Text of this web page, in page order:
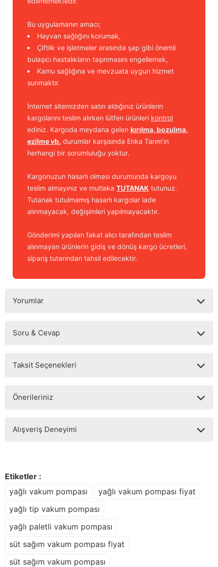
Bu uygulamanın amacı;
Hayvan sağlığını korumak,
Çiftlik ve işletmeler arasında şap gibi önemli
bulaşıcı hastalıkların taşınmasını engellemek,
Kamu sağlığına ve mevzuata uygun hizmet
sunmaktır.
İnternet sitemizden satın aldığınız ürünlerin
kargolarını teslim alırken lütfen ürünleri kontrol
ediniz. Kargoda meydana gelen kırılma, bozulma,
ezilme vb. durumlar karşısında Enka Tarım'ın
herhangi bir sorumluluğu yoktur.
Kargonuzun hasarlı olması durumunda kargoyu
teslim almayınız ve mutlaka TUTANAK tutunuz.
Tutanak tutulmamış hasarlı kargolar iade
alınmayacak, değişimleri yapılmayacaktır.
Gönderimi yapılan fakat alıcı tarafından teslim
alınmayan ürünlerin gidiş ve dönüş kargo ücretleri,
sipariş tutarından tahsil edilecektir.
Yorumlar
Soru & Cevap
Taksit Seçenekleri
Önerileriniz
konularda yetersiz gördüğünüz noktaları öneri formunu
Ürün resmi kalitesiz, bozuk veya görüntülenemiyor.
Ürün fiyatı diğer sitelerden daha pahalı.
Bu ürüne benzer farklı alternatifler olmalı.
Alışveriş Deneyimi
Deneyimini Paylaş
Etiketler :
yağlı vakum pompası
yağlı vakum pompası fiyat
yağlı tip vakum pompası
yağlı paletli vakum pompası
süt sağım vakum pompası fiyat
süt sağım vakum pompası